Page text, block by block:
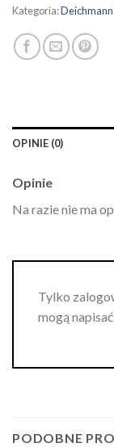
Kategoria:
OPINIE (0)
Opinie
Na razie nie ma
Tylko
mogą
PODOBNE